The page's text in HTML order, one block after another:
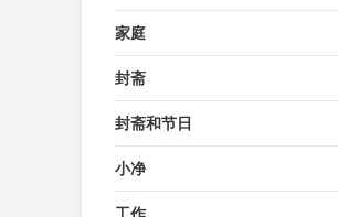
家庭
封斋
封斋和节日
小净